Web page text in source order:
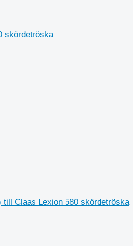
skördetröska
till Claas Lexion 580 skördetröska